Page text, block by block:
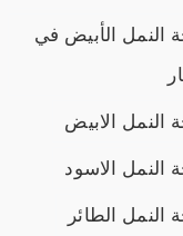
النمل الأبيض في
النمل الابيض
النمل الاسود
النمل الطائر